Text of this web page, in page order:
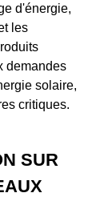
d'énergie,
les
demandes
solaire,
critiques.
SUR